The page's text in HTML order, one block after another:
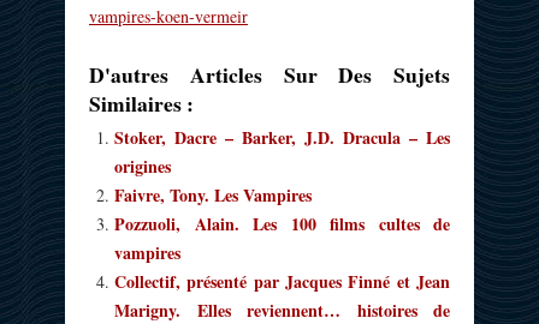
vampires-koen-vermeir
D'autres Articles Sur Des Sujets
Similaires :
Stoker, Dacre – Barker, J.D. Dracula – Les
origines
Faivre, Tony. Les Vampires
Pozzuoli, Alain. Les 100 films cultes de
vampires
Collectif, présenté par Jacques Finné et Jean
Marigny. Elles reviennent… histoires de